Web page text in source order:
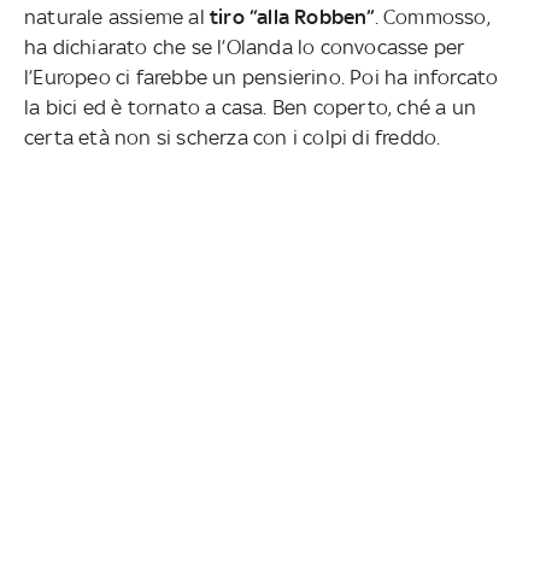
naturale assieme al tiro “alla Robben” . Commosso,
ha dichiarato che se l’Olanda lo convocasse per
l’Europeo ci farebbe un pensierino. Poi ha inforcato
la bici ed è tornato a casa. Ben coperto, ché a un
certa età non si scherza con i colpi di freddo.